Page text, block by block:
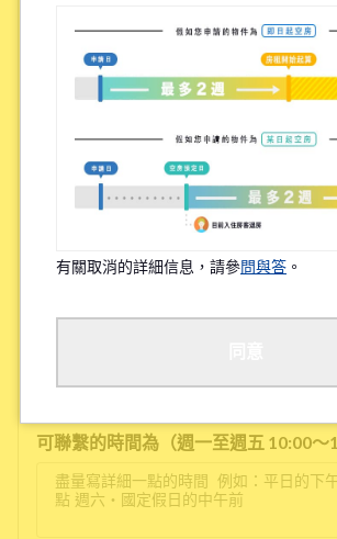
聯絡方式 *
Zoom LINE
※如果沒有的話請填寫N/A
電話號碼 *
可聯繫的時間為（週一至週五 10:00～
有關取消的詳細信息，請參問與答 。